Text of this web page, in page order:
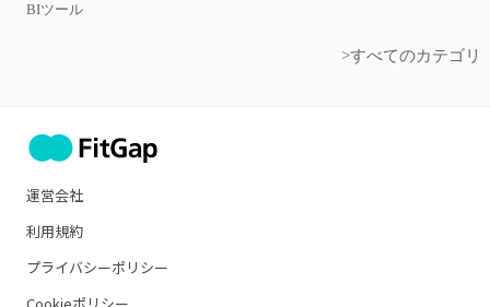
BIツール
>すべてのカテゴリ
運営会社
利用規約
プライバシーポリシー